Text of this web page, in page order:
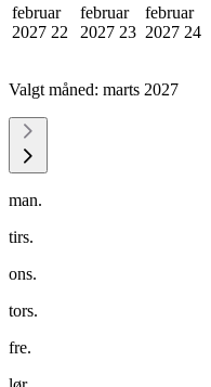
februar
2027 22
februar
2027 23
februar
2027 24
Valgt måned: marts 2027
man.
tirs.
ons.
tors.
fre.